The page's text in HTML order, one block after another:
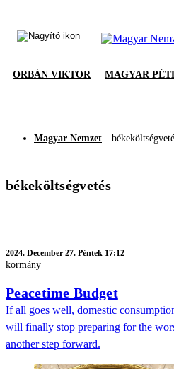
ORBÁN VIKTOR MAGYAR
Magyar Nemzet
békeköltségvetés
2024. December 27. Péntek 17:12
kormány
Peacetime Budget
If all goes well, domestic
will finally stop preparing for the
another step forward.